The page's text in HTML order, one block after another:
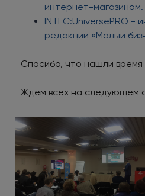
интернет-магазином.
INTEC:UniversePRO -
редакции «Малый
Спасибо, что нашли
Ждем всех на следующем